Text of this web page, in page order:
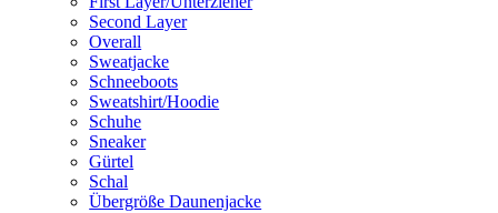
Second Layer
Overall
Sweatjacke
Schneeboots
Sweatshirt/Hoodie
Schuhe
Sneaker
Gürtel
Schal
Übergröße Daunenjacke